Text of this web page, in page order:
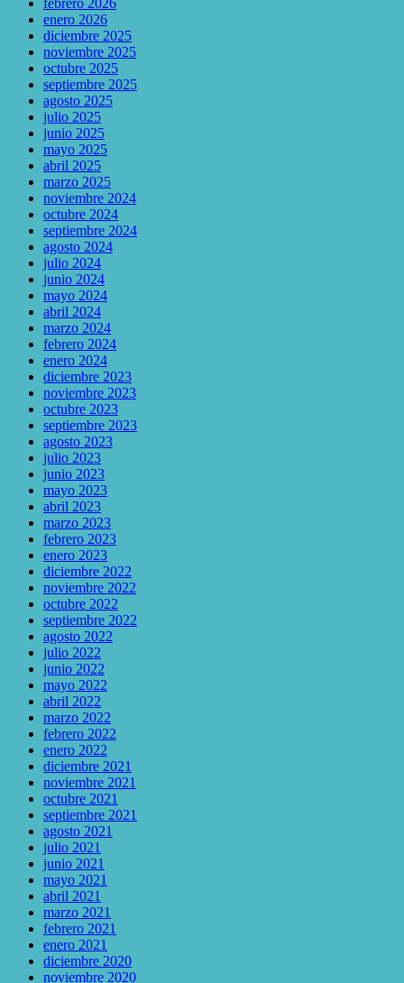
febrero 2026
enero 2026
diciembre 2025
noviembre 2025
octubre 2025
septiembre 2025
agosto 2025
julio 2025
junio 2025
mayo 2025
abril 2025
marzo 2025
noviembre 2024
octubre 2024
septiembre 2024
agosto 2024
julio 2024
junio 2024
mayo 2024
abril 2024
marzo 2024
febrero 2024
enero 2024
diciembre 2023
noviembre 2023
octubre 2023
septiembre 2023
agosto 2023
julio 2023
junio 2023
mayo 2023
abril 2023
marzo 2023
febrero 2023
enero 2023
diciembre 2022
noviembre 2022
octubre 2022
septiembre 2022
agosto 2022
julio 2022
junio 2022
mayo 2022
abril 2022
marzo 2022
febrero 2022
enero 2022
diciembre 2021
noviembre 2021
octubre 2021
septiembre 2021
agosto 2021
julio 2021
junio 2021
mayo 2021
abril 2021
marzo 2021
febrero 2021
enero 2021
diciembre 2020
noviembre 2020